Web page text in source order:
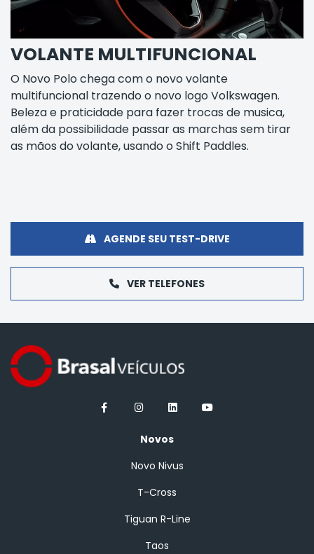
VOLANTE MULTIFUNCIONAL
O Novo Polo chega com o novo volante
multifuncional trazendo o novo logo Volkswagen.
Beleza e praticidade para fazer trocas de musica,
além da possibilidade passar as marchas sem tirar
as mãos do volante, usando o Shift Paddles.
VER TELEFONES
AGENDE SEU TEST-DRIVE
Novos
Novo Nivus
T-Cross
Tiguan R-Line
Taos